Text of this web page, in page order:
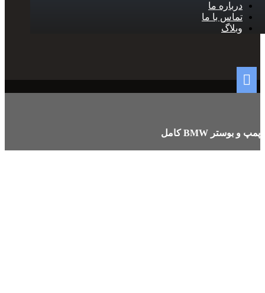
درباره ما
تماس با ما
وبلاگ
پمپ و بوستر BMW کامل